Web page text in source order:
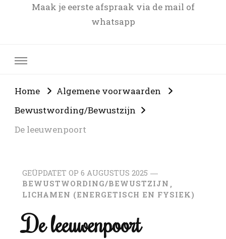
Maak je eerste afspraak via de mail of
whatsapp
Home
Algemene voorwaarden
Bewustwording/Bewustzijn
De leeuwenpoort
GEÜPDATET OP 6 AUGUSTUS 2025
BEWUSTWORDING/BEWUSTZIJN
LICHAMEN (ENERGETISCH EN FYSIEK)
De leeuwenpoort